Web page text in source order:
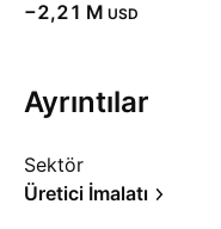
‪−2,21 M‬ USD
Ayrıntılar
Sektör
Üretici İmalatı